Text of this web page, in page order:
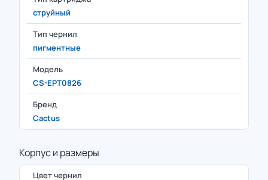
струйный
Тип чернил
пигментные
Модель
CS-EPT0826
Бренд
Cactus
Корпус и размеры
Цвет чернил